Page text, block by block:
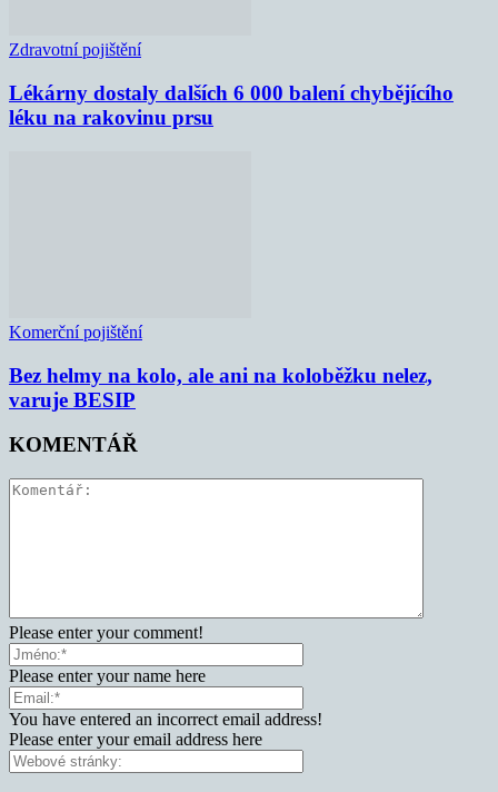
Zdravotní pojištění
Lékárny dostaly dalších 6 000 balení chybějícího
léku na rakovinu prsu
Komerční pojištění
Bez helmy na kolo, ale ani na koloběžku nelez,
varuje BESIP
KOMENTÁŘ
Please enter your comment!
Please enter your name here
You have entered an incorrect email address!
Please enter your email address here